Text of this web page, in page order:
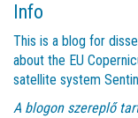
Info
This is a blog for
about the EU
satellite system
A blogon szereplő